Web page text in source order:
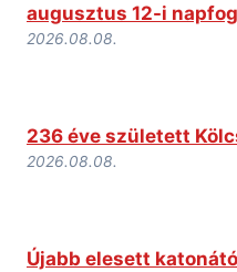
augusztus 12-i
2026.08.08.
236 éve született
2026.08.08.
Újabb elesett